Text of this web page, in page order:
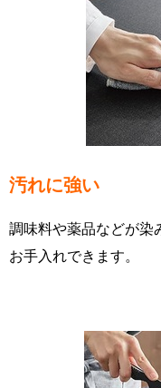
汚れに強い
調味料や薬品などが染
お手入れできます。